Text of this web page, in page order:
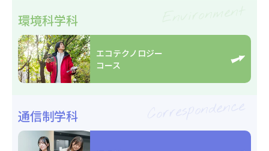
環境科学科
エコテクノロジー
コース
通信制学科